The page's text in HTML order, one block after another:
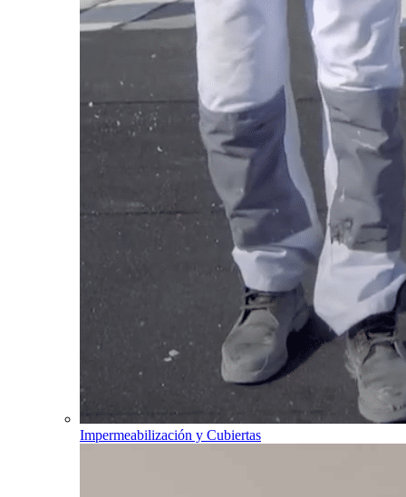
Impermeabilización y Cubiertas